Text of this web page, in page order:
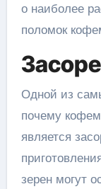
о наиболее
поломок
Одной из
почему
является
зерен могут